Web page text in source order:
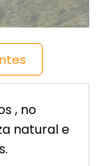
, no
natural e